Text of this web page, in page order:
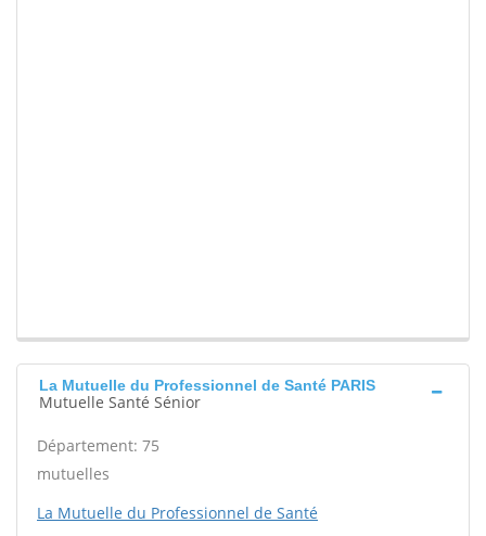
La Mutuelle du Professionnel de Santé PARIS
Mutuelle Santé Sénior
Département: 75
mutuelles
La Mutuelle du Professionnel de Santé